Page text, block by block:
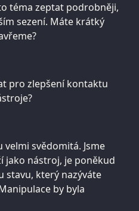
téma zeptat podrobněji,
sezení. Máte krátký
pro zlepšení kontaktu
velmi svědomitá. Jsme
jako nástroj, je poněkud
stavu, který nazýváte
by byla